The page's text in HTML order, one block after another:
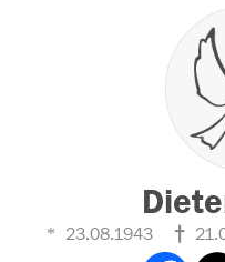
23.08.1943